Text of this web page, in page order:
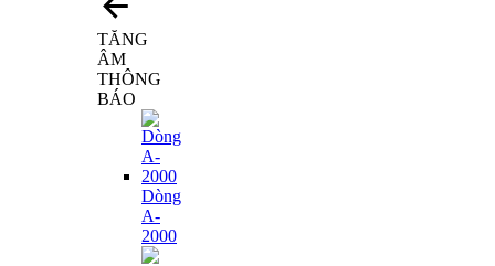
TĂNG
ÂM
THÔNG
BÁO
Dòng
A-
2000